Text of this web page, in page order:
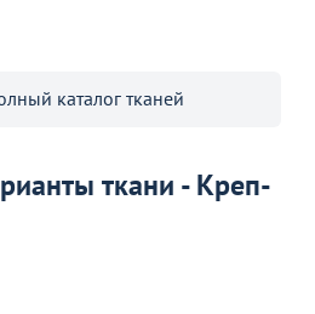
каталог тканей
ткани - Креп-